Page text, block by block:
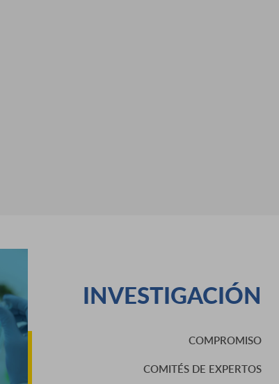
INVESTIGACIÓN
COMPROMISO
COMITÉS DE EXPERTOS